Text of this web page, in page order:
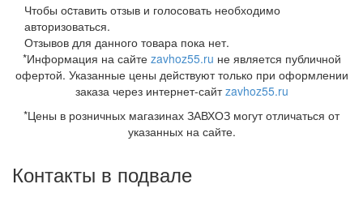
Чтобы оcтавить отзыв и голосовать необходимо
авторизоваться.
Отзывов для данного товара пока нет.
*Информация на сайте zavhoz55.ru не является публичной
офертой. Указанные цены действуют только при оформлении
заказа через интернет-сайтzavhoz55.ru
*Цены в розничных магазинах ЗАВХОЗ могут отличаться от
указанных на сайте.
Контакты в подвале